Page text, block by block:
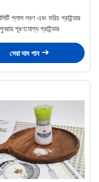
গ্লাস লবণ এবং মরিচ গ্রাইন্ডার
পুনরায় পূরণযোগ্য গ্রাইন্ডার
সেরা দাম পান